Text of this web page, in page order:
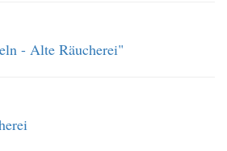
- Alte Räucherei"